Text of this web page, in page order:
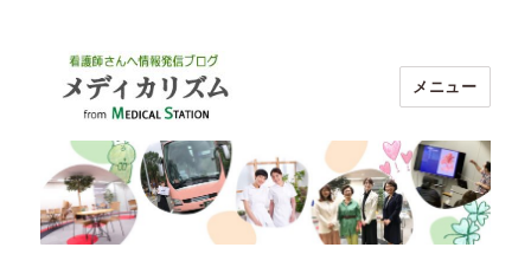
ブログ メディカリズム｜看護師のお
仕事探し【メディカルステーション】
メニュー